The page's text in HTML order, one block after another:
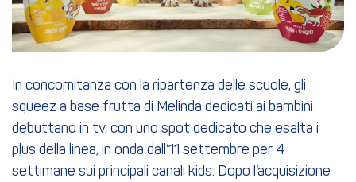
In concomitanza con la ripartenza delle scuole, gli
squeez a base frutta di Melinda dedicati ai bambini
debuttano in tv, con uno spot dedicato che esalta i
plus della linea, in onda dall’11 settembre per 4
settimane sui principali canali kids. Dopo l’acquisizione